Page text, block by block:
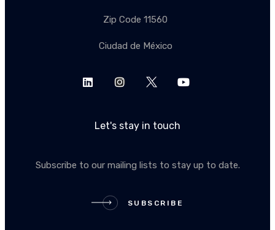
Zip Code 11560
Ciudad de México
Let's stay in touch
Subscribe to our mailing lists to stay up to date.
SUBSCRIBE